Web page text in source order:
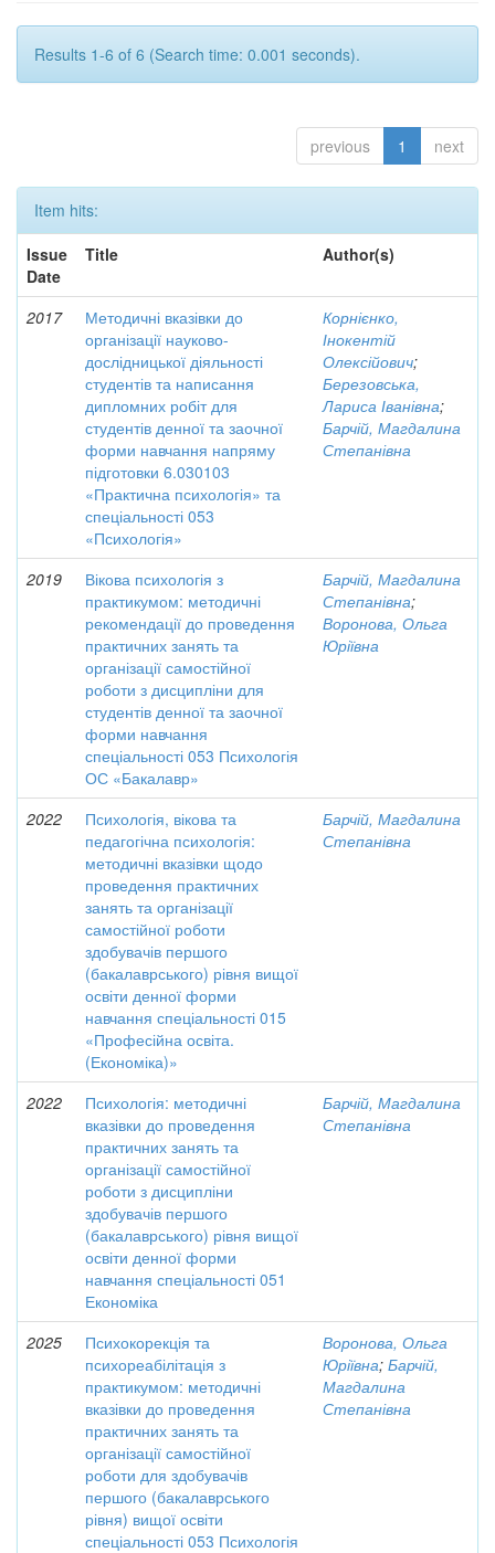
Results 1-6 of 6 (Search time: 0.001 seconds).
previous 1 next
Item hits:
Issue
Date
Title Author(s)
2017
Методичні вказівки до
організації науково-
дослідницької діяльності
студентів та написання
дипломних робіт для
студентів денної та заочної
форми навчання напряму
підготовки 6.030103
«Практична психологія» та
спеціальності 053
«Психологія»
Корнієнко,
Інокентій
Олексійович;
Березовська,
Лариса Іванівна;
Барчій, Магдалина
Степанівна
2019
Вікова психологія з
практикумом: методичні
рекомендації до проведення
практичних занять та
організації самостійної
роботи з дисципліни для
студентів денної та заочної
форми навчання
спеціальності 053 Психологія
ОС «Бакалавр»
Барчій, Магдалина
Степанівна;
Воронова, Ольга
Юріївна
2022
Психологія, вікова та
педагогічна психологія:
методичні вказівки щодо
проведення практичних
занять та організації
самостійної роботи
здобувачів першого
(бакалаврського) рівня вищої
освіти денної форми
навчання спеціальності 015
«Професійна освіта.
(Економіка)»
Барчій, Магдалина
Степанівна
2022
Психологія: методичні
вказівки до проведення
практичних занять та
організації самостійної
роботи з дисципліни
здобувачів першого
(бакалаврського) рівня вищої
освіти денної форми
навчання спеціальності 051
Економіка
Барчій, Магдалина
Степанівна
2025
Психокорекція та
психореабілітація з
практикумом: методичні
вказівки до проведення
практичних занять та
організації самостійної
роботи для здобувачів
першого (бакалаврського
рівня) вищої освіти
спеціальності 053 Психологія
Воронова, Ольга
Юріївна; Барчій,
Магдалина
Степанівна